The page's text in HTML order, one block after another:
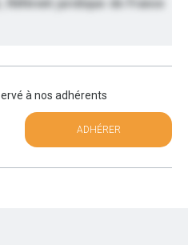
Référent juridique de France
à nos adhérents
ADHÉRER